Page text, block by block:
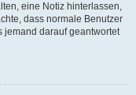
eine Notiz hinterlassen,
dass normale Benutzer
jemand darauf geantwortet